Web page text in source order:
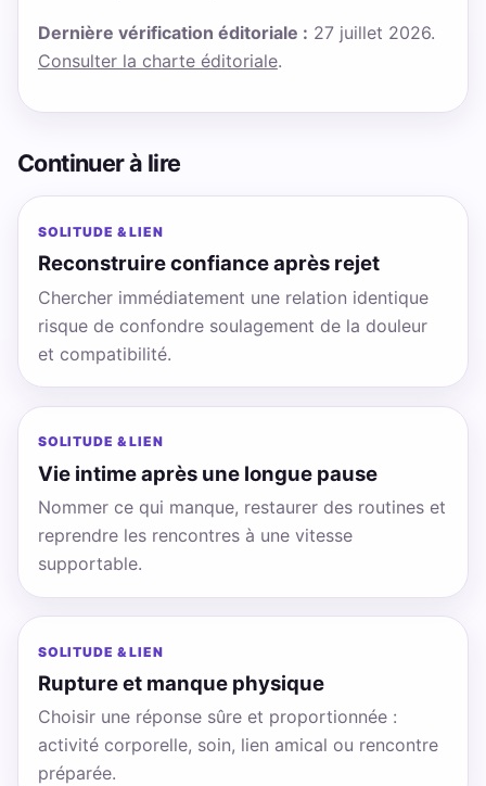
Dernière vérification éditoriale : 27 juillet 2026.
Consulter la charte éditoriale.
Continuer à lire
SOLITUDE & LIEN
Reconstruire confiance après rejet
Chercher immédiatement une relation identique
risque de confondre soulagement de la douleur
et compatibilité.
SOLITUDE & LIEN
Vie intime après une longue pause
Nommer ce qui manque, restaurer des routines et
reprendre les rencontres à une vitesse
supportable.
SOLITUDE & LIEN
Rupture et manque physique
Choisir une réponse sûre et proportionnée :
activité corporelle, soin, lien amical ou rencontre
préparée.